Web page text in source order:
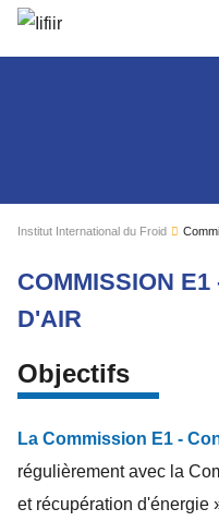
Institut International du Froid
COMMISSION
D'AIR
Objectifs
La Commission E1 -
régulièrement avec la
et récupération d'énergie